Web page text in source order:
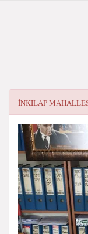
İNKILAP